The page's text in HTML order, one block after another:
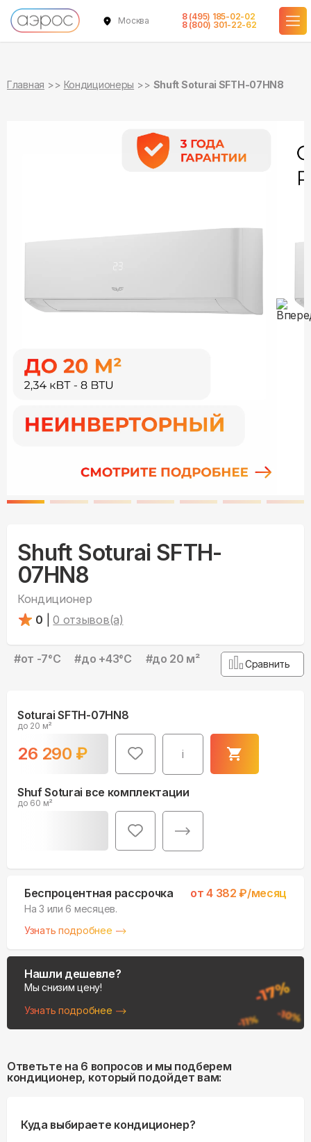
Москва
8 (495) 185-02-02
8 (800) 301-22-62
Главная Кондиционеры Shuft Soturai SFTH-07HN8
Shuft Soturai SFTH-
07HN8
Кондиционер
0
0 отзывов(а)
#от -7°С #до +43°С #до 20 м² Сравнить
Soturai SFTH-07HN8
до 20 м²
26 290 ₽ i
в наличии
Shuf Soturai все комплектации
до 60 м²
в наличии
Беспроцентная рассрочка от4 382 ₽/месяц
На 3 или 6 месяцев.
Узнать подробнее
Нашли дешевле?
Мы снизим цену!
Узнать подробнее
Ответьте на 6 вопросов и мы подберем
кондиционер, который подойдет вам:
Куда выбираете кондиционер?